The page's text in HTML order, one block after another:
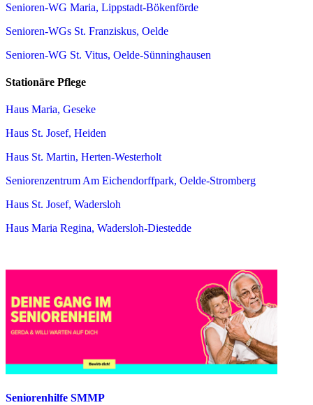
Senioren-WG Maria, Lippstadt-Bökenförde
Senioren-WGs St. Franziskus, Oelde
Senioren-WG St. Vitus, Oelde-Sünninghausen
Stationäre Pflege
Haus Maria, Geseke
Haus St. Josef, Heiden
Haus St. Martin, Herten-Westerholt
Seniorenzentrum Am Eichendorffpark, Oelde-Stromberg
Haus St. Josef, Wadersloh
Haus Maria Regina, Wadersloh-Diestedde
Seniorenhilfe SMMP